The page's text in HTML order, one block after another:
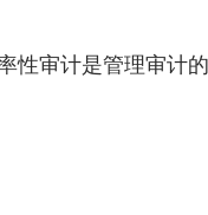
审计是管理审计的